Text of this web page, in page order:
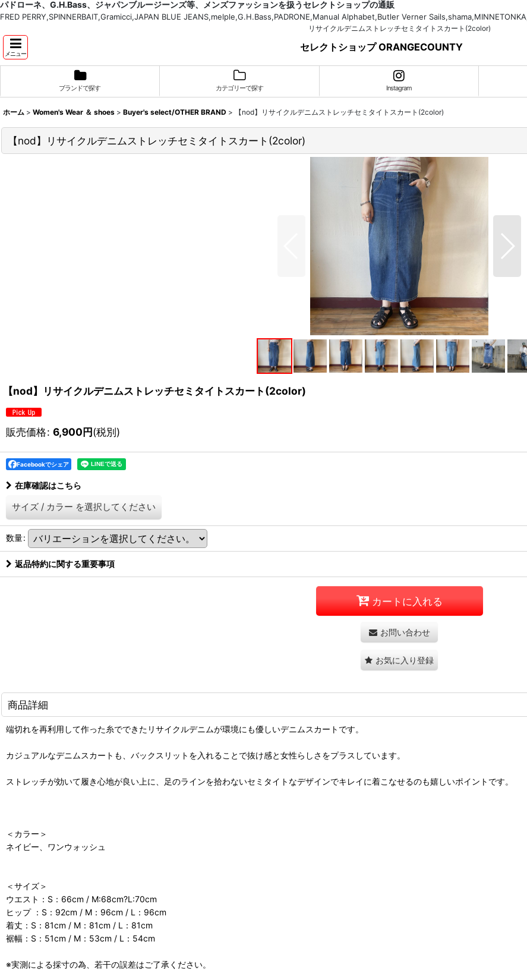
パドローネ、G.H.Bass、ジャパンブルージーンズ等、メンズファッションを扱うセレクトショップの通販
FRED PERRY,SPINNERBAIT,Gramicci,JAPAN BLUE JEANS,melple,G.H.Bass,PADRONE,Manual Alphabet,Butler Verner
リサイクルデニムストレッチセミタイトスカート(2color)
メニュー
セレクトショップ ORANGECOUNTY
ブランドで探す カテゴリーで探す Instagram
ホーム > Women's Wear ＆ shoes > Buyer's select/OTHER BRAND > 【nod】リサイクルデニムストレッチセミタイトスカート(2color)
【nod】リサイクルデニムストレッチセミタイトスカート(2color)
【nod】リサイクルデニムストレッチセミタイトスカート(2color)
販売価格: 6,900円(税別)
Facebookでシェア
在庫確認はこちら
サイズ / カラー を選択してください
数量:
返品特約に関する重要事項
カートに入れる
お問い合わせ
お気に入り登録
商品詳細
端切れを再利用して作った糸でできたリサイクルデニムが環境にも優しいデニムスカートです。
カジュアルなデニムスカートも、バックスリットを入れることで抜け感と女性らしさをプラスしています。
ストレッチが効いて履き心地が良い上に、足のラインを拾わないセミタイトなデザインでキレイに着こなせるのも嬉しいポイントです。
＜カラー＞
ネイビー、ワンウォッシュ
＜サイズ＞
ウエスト：S：66cm / M:68cm?L:70cm
ヒップ ：S：92cm / M：96cm / L：96cm
着丈：S：81cm / M：81cm / L：81cm
裾幅：S：51cm / M：53cm / L：54cm
※実測による採寸の為、若干の誤差はご了承ください。